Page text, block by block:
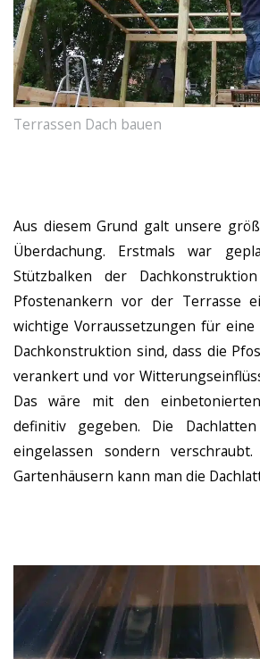
Terrassen Dach bauen
Aus diesem Grund galt unsere
Überdachung. Erstmals war
Stützbalken der
Pfostenankern vor der Terrasse
wichtige Vorraussetzungen für
Dachkonstruktion sind, dass die
verankert und vor
Das wäre mit den
definitiv gegeben. Die
eingelassen sondern
Gartenhäusern kann man die